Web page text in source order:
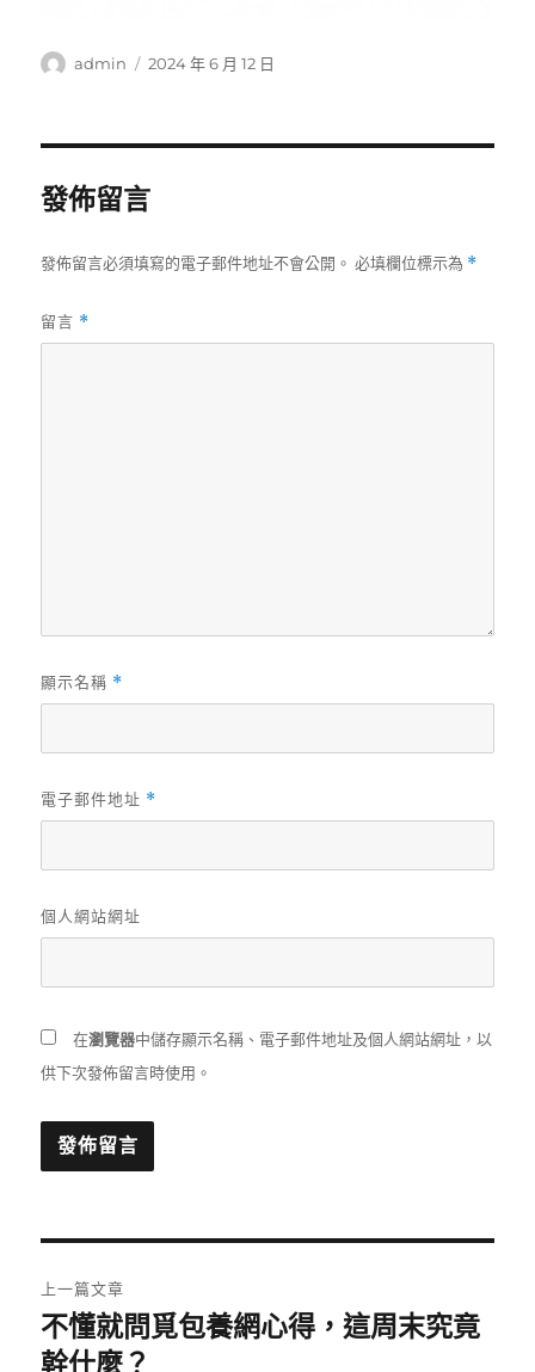
作
admin
發
2024 年 6 月 12 日
發佈留言
發佈留言必須填寫的電子郵件地址不會公開。 必填欄位標示為 *
留言 *
顯示名稱 *
電子郵件地址 *
個人網站網址
在瀏覽器中儲存顯示名稱、電子郵件地址及個人網站網址，以
供下次發佈留言時使用。
章
上一篇文章
上
一
不懂就問覓包養網心得，這周末究竟
幹什麼？